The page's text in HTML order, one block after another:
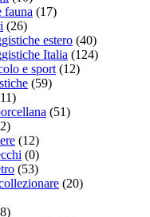
fauna (17)
(26)
estero (40)
Italia (124)
e sport (12)
(59)
(51)
(12)
(0)
(53)
(20)